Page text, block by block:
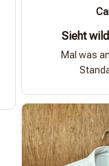
Sieht
Mal was